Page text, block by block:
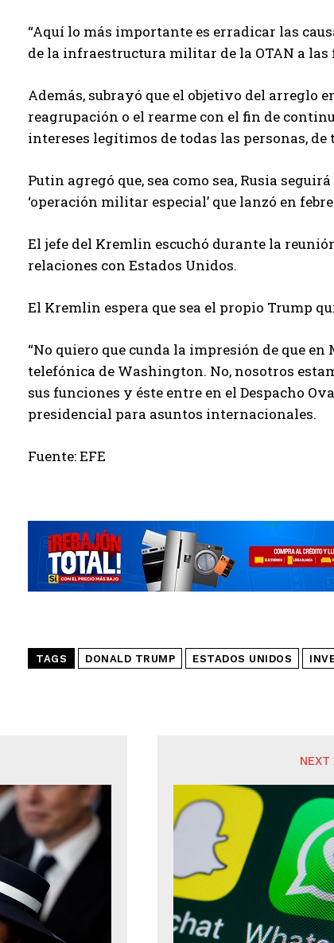
“Aquí lo más importante es erradicar las
de la infraestructura militar de la OTAN a las
Además, subrayó que el objetivo del arreglo
reagrupación o el rearme con el fin de
intereses legítimos de todas las personas,
Putin agregó que, sea como sea, Rusia
‘operación militar especial’ que lanzó en
El jefe del Kremlin escuchó durante la
relaciones con Estados Unidos.
El Kremlin espera que sea el propio Trump
“No quiero que cunda la impresión de que
telefónica de Washington. No, nosotros
sus funciones y éste entre en el Despacho
presidencial para asuntos internacionales.
Fuente: EFE
TAGS DONALD TRUMP ESTADOS UNIDOS
NEXT